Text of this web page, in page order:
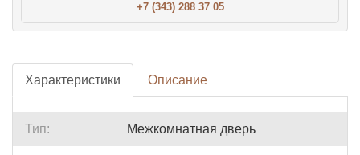
+7 (343) 288 37 05
Характеристики Описание
Тип: Межкомнатная дверь